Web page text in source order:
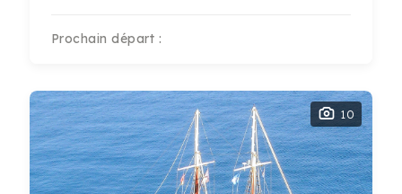
Prochain départ :
10